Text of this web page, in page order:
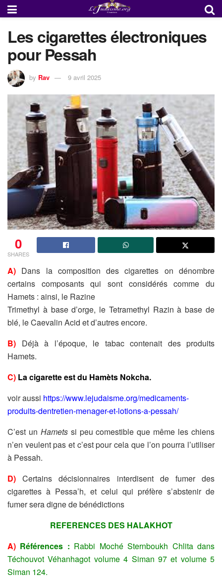
Les cigarettes électroniques
pour Pessah
by Rav 9 avril 2025
0
SHARES
A) Dans la composition des cigarettes on dénombre
certains composants qui sont considérés comme du
Hamets : ainsi, le Razine
Trimethyl à base d’orge, le Tetramethyl Razin à base de
blé, le Caevalin Acid et d’autres encore.
B) Déjà à l’époque, le tabac contenait des produits
Hamets.
C) La cigarette est du Hamèts Nokcha.
voir aussi https://www.lejudaisme.org/medicaments-
produits-dentretien-menager-et-lotions-a-pessah/
C’est un Hametssi peu comestible que même les chiens
n’en veulent pas et c’est pour cela que l’on pourra l’utiliser
à Pessah.
D) Certains décisionnaires interdisent de fumer des
cigarettes à Pessa’h, et celui qui préfère s’abstenir de
fumer sera digne de bénédictions
REFERENCES DES HALAKHOT
A) Références : Rabbi Moché Sternboukh Chlita dans
Téchouvot Véhanhagot volume 4 Siman 97 et volume 5
Siman 124.